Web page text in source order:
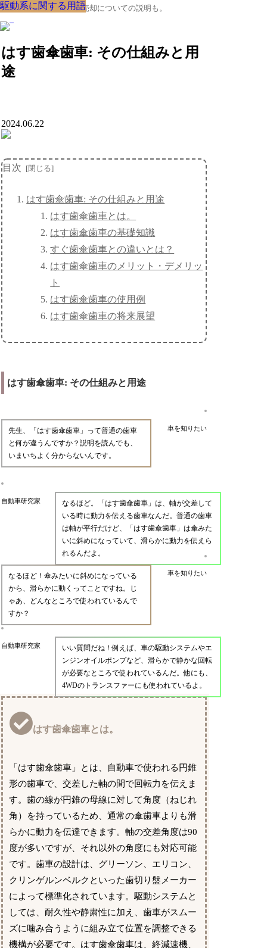
クルマの大辞典、購入･売却についての説明も。
はす歯傘歯車: その仕組みと用
途
駆動系に関する用語
2024.06.22
目次
はす歯傘歯車: その仕組みと用途
はす歯傘歯車とは。
はす歯傘歯車の基礎知識
すぐ歯傘歯車との違いとは？
はす歯傘歯車のメリット・デメリッ
ト
はす歯傘歯車の使用例
はす歯傘歯車の将来展望
はす歯傘歯車: その仕組みと用途
車を知りたい
先生、「はす歯傘歯車」って普通の歯車
と何が違うんですか？説明を読んでも、
いまいちよく分からないんです。
自動車研究家
なるほど。「はす歯傘歯車」は、軸が交差して
いる時に動力を伝える歯車なんだ。普通の歯車
は軸が平行だけど、「はす歯傘歯車」は傘みた
いに斜めになっていて、滑らかに動力を伝えら
れるんだよ。
車を知りたい
なるほど！傘みたいに斜めになっている
から、滑らかに動くってことですね。じ
ゃあ、どんなところで使われているんで
すか？
自動車研究家
いい質問だね！例えば、車の駆動システムやエ
ンジンオイルポンプなど、滑らかで静かな回転
が必要なところで使われているんだ。他にも、
4WDのトランスファーにも使われているよ。
はす歯傘歯車とは。
「はす歯傘歯車」とは、自動車で使われる円錐
形の歯車で、交差した軸の間で回転力を伝えま
す。歯の線が円錐の母線に対して角度（ねじれ
角）を持っているため、通常の傘歯車よりも滑
らかに動力を伝達できます。軸の交差角度は90
度が多いですが、それ以外の角度にも対応可能
です。歯車の設計は、グリーソン、エリコン、
クリンゲルンベルクといった歯切り盤メーカー
によって標準化されています。駆動システムと
しては、耐久性や静粛性に加え、歯車がスムー
ズに噛み合うように組み立て位置を調整できる
機構が必要です。はす歯傘歯車は、終減速機、
駆動系に関する用語
駆動系に関する用語
駆動系に関する用語
駆動系に関する用語
駆動系に関する用語
駆動系に関する用語
駆動系に関する用語
駆動系に関する用語